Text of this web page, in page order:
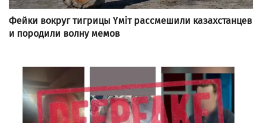
Фейки вокруг тигрицы Үміт рассмешили казахстанцев
и породили волну мемов